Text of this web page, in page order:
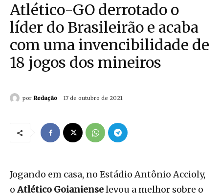
Atlético-GO derrotado o
líder do Brasileirão e acaba
com uma invencibilidade de
18 jogos dos mineiros
por Redação 17 de outubro de 2021
Jogando em casa, no Estádio Antônio Accioly,
oAtlético Goianienselevou a melhor sobre o